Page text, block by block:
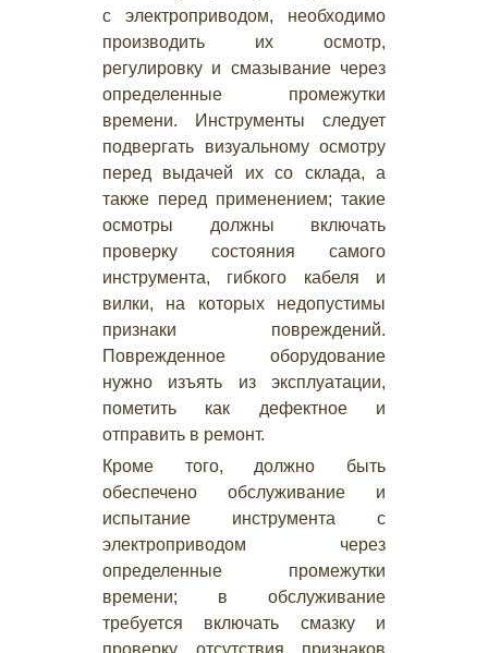
с электроприводом, необходимо
производить их осмотр,
регулировку и смазывание через
определенные промежутки
времени. Инструменты следует
подвергать визуальному осмотру
перед выдачей их со склада, а
также перед применением; такие
осмотры должны включать
проверку состояния самого
инструмента, гибкого кабеля и
вилки, на которых недопустимы
признаки повреждений.
Поврежденное оборудование
нужно изъять из эксплуатации,
пометить как дефектное и
отправить в ремонт.
Кроме того, должно быть
обеспечено обслуживание и
испытание инструмента с
электроприводом через
определенные промежутки
времени; в обслуживание
требуется включать смазку и
проверку отсутствия признаков